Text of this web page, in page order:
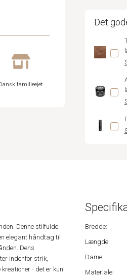
familieejet
Det
Denne stilfulde
elegant håndtag til
Dens
indenfor strik,
- det er kun
Bredde:
Længde:
Dame:
Materiale: